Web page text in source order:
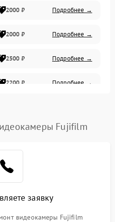
2000 ₽ Подробнее →
2000 ₽ Подробнее →
2500 ₽ Подробнее →
2200 ₽ Подробнее →
2200 ₽
2300 ₽ Подробнее →
Fujifilm
заявку
видеокамеры Fujifilm